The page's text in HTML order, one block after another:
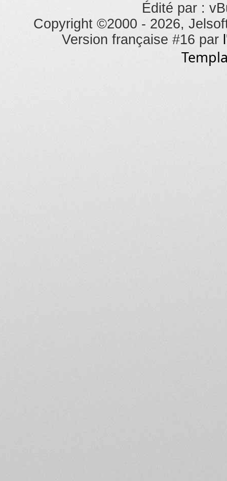
Édité par :
Copyright ©2000 - 2026,
Version française #16 par